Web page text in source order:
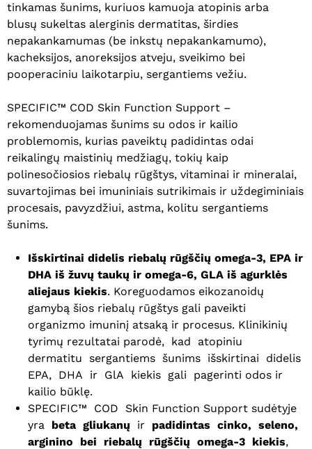
tinkamas šunims, kuriuos kamuoja atopinis arba
blusų sukeltas alerginis dermatitas, širdies
nepakankamumas (be inkstų nepakankamumo),
kacheksijos, anoreksijos atveju, sveikimo bei
pooperaciniu laikotarpiu, sergantiems vežiu.
SPECIFIC™ COD Skin Function Support –
rekomenduojamas šunims su odos ir kailio
problemomis, kurias paveiktų padidintas odai
reikalingų maistinių medžiagų, tokių kaip
polinesočiosios riebalų rūgštys, vitaminai ir mineralai,
suvartojimas bei imuniniais sutrikimais ir uždegiminiais
procesais, pavyzdžiui, astma, kolitu sergantiems
šunims.
Išskirtinai didelis riebalų rūgščių omega-3, EPA ir
DHA iš žuvų taukų ir omega-6, GLA iš agurklės
aliejaus kiekis. Koreguodamos eikozanoidų
gamybą šios riebalų rūgštys gali paveikti
organizmo imuninį atsaką ir procesus. Klinikinių
tyrimų rezultatai parodė, kad atopiniu
dermatitu sergantiems šunims išskirtinai didelis
EPA, DHA ir GlA kiekis gali pagerinti odos ir
kailio būklę.
SPECIFIC™ COD Skin Function Support sudėtyje
yra beta gliukanų ir padidintas cinko, seleno,
arginino bei riebalų rūgščių omega-3 kiekis,